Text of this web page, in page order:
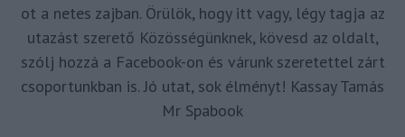
ot a netes zajban. Örülök, hogy itt vagy, légy tagja az
utazást szerető Közösségünknek, kövesd az oldalt,
szólj hozzá a Facebook-on és várunk szeretettel zárt
csoportunkban is. Jó utat, sok élményt! Kassay Tamás
Mr Spabook